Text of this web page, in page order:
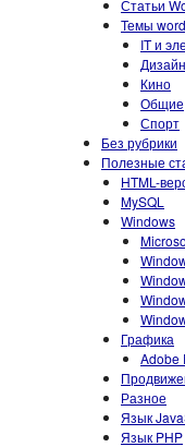
Статьи
Темы
IT и
Дизайн
Кино
Общие
Спорт
Без рубрики
Полезные
HTML-
MySQL
Windows
Графика
Adobe
Разное
Язык
Язык PHP